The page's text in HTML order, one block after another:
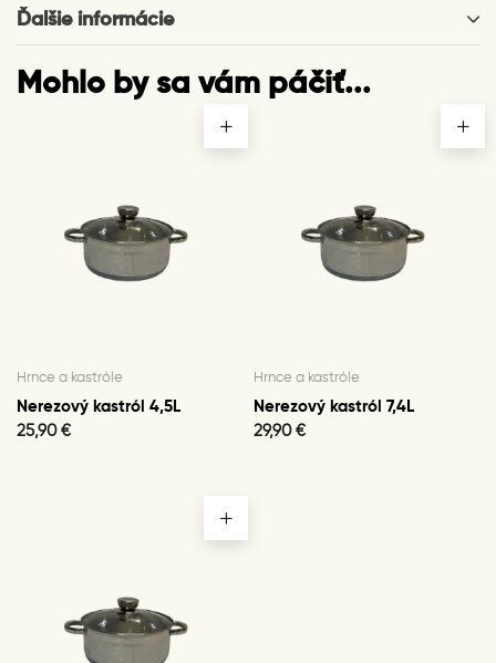
Ďalšie informácie
Mohlo by sa vám páčiť...
Hrnce a kastróle
Nerezový kastról 4,5L
25,90 €
Hrnce a kastróle
Nerezový kastról 7,4L
29,90 €